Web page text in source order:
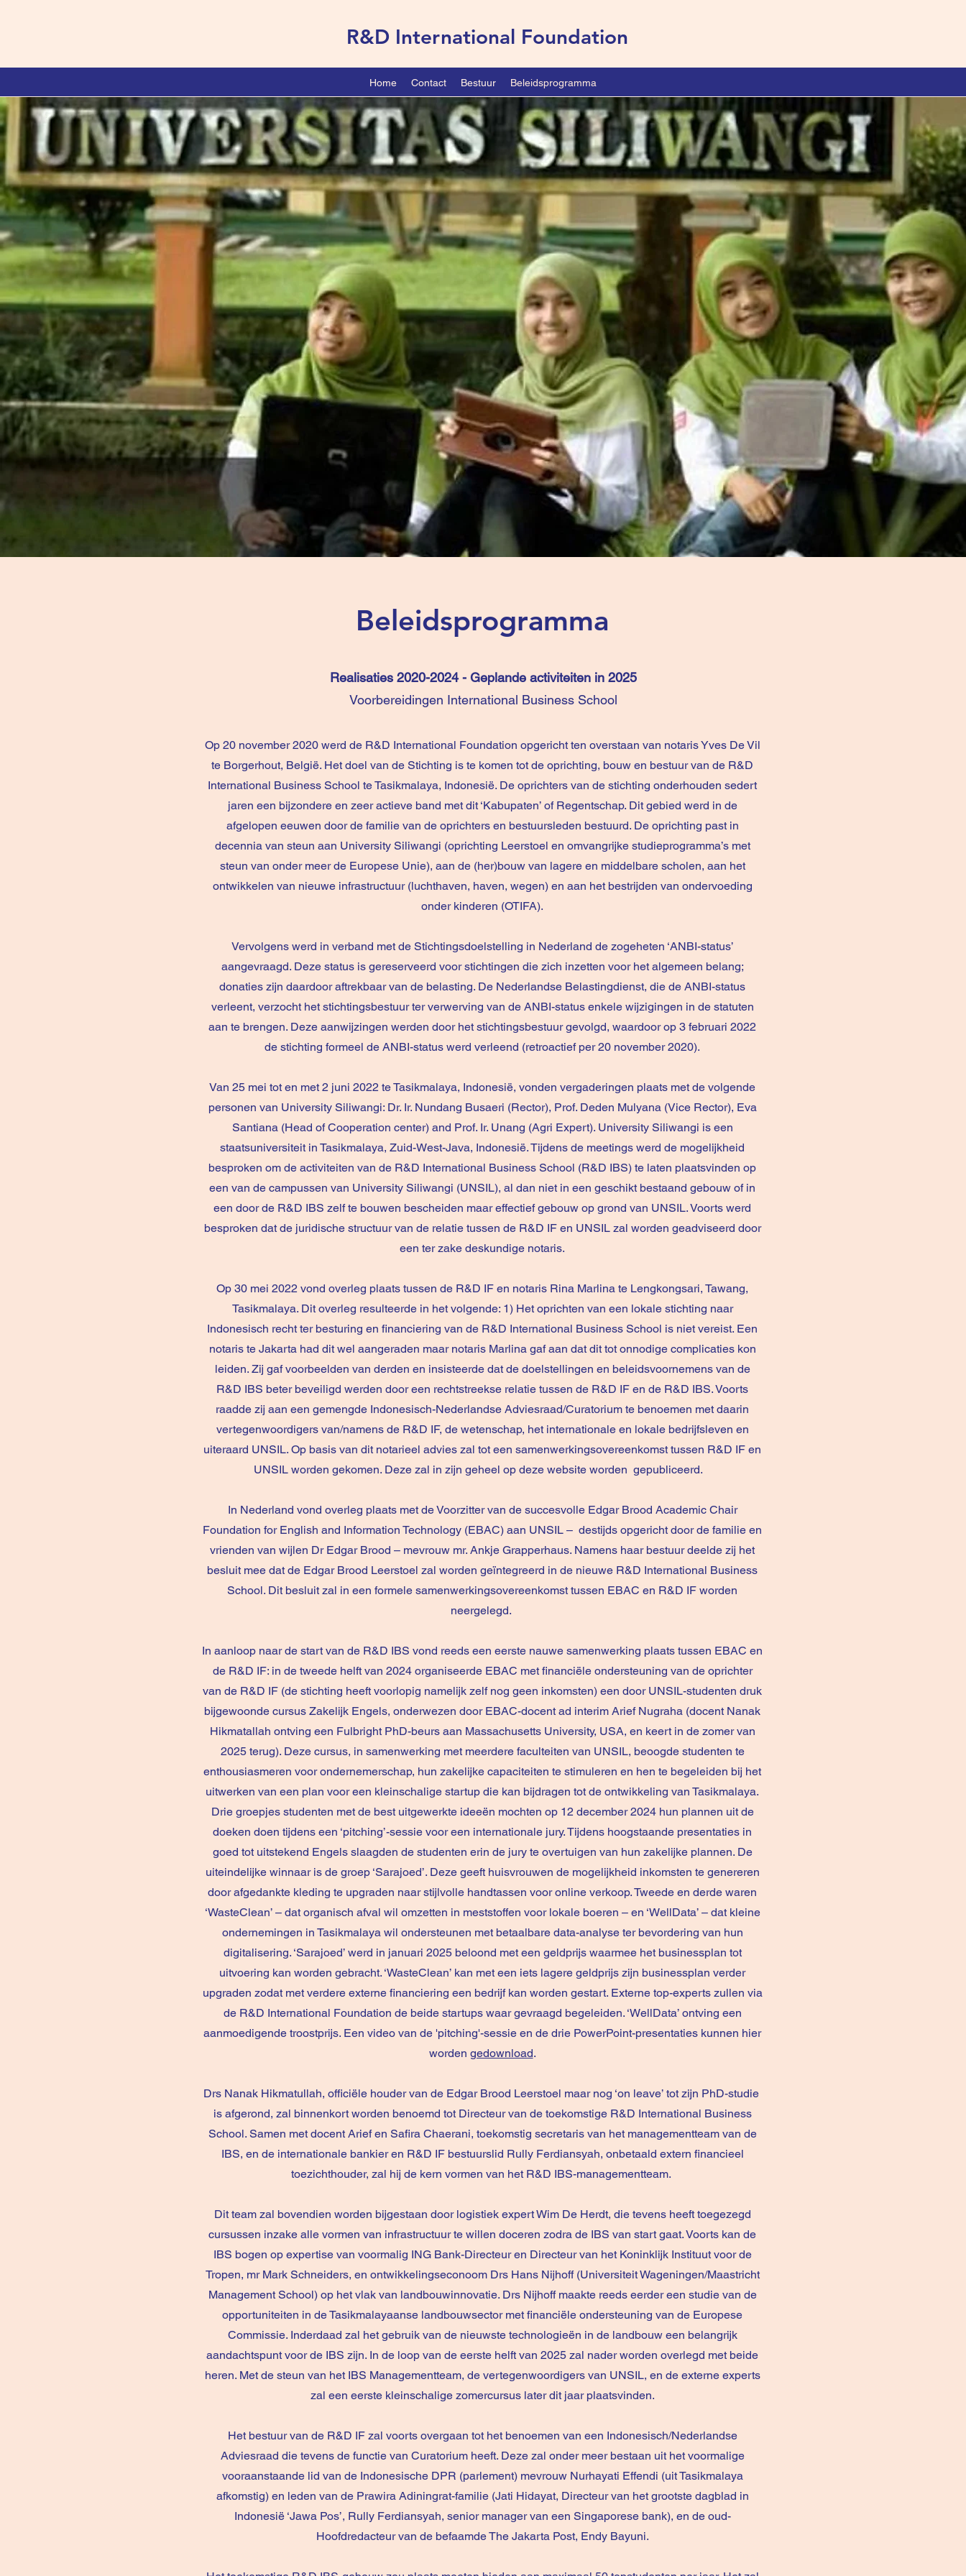
R&D International Foundation
Home Contact Bestuur Beleidsprogramma
Beleidsprogramma
Realisaties 2020-2024 - Geplande activiteiten in 2025
Voorbereidingen International Business School
Op 20 november 2020 werd de R&D International Foundation opgericht ten overstaan van notaris Yves De Vil
te Borgerhout, België. Het doel van de Stichting is te komen tot de oprichting, bouw en bestuur van de R&D
International Business School te Tasikmalaya, Indonesië. De oprichters van de stichting onderhouden sedert
jaren een bijzondere en zeer actieve band met dit ‘Kabupaten’ of Regentschap. Dit gebied werd in de
afgelopen eeuwen door de familie van de oprichters en bestuursleden bestuurd. De oprichting past in
decennia van steun aan University Siliwangi (oprichting Leerstoel en omvangrijke studieprogramma’s met
steun van onder meer de Europese Unie), aan de (her)bouw van lagere en middelbare scholen, aan het
ontwikkelen van nieuwe infrastructuur (luchthaven, haven, wegen) en aan het bestrijden van ondervoeding
onder kinderen (OTIFA).
Vervolgens werd in verband met de Stichtingsdoelstelling in Nederland de zogeheten ‘ANBI-status’
aangevraagd. Deze status is gereserveerd voor stichtingen die zich inzetten voor het algemeen belang;
donaties zijn daardoor aftrekbaar van de belasting. De Nederlandse Belastingdienst, die de ANBI-status
verleent, verzocht het stichtingsbestuur ter verwerving van de ANBI-status enkele wijzigingen in de statuten
aan te brengen. Deze aanwijzingen werden door het stichtingsbestuur gevolgd, waardoor op 3 februari 2022
de stichting formeel de ANBI-status werd verleend (retroactief per 20 november 2020).
Van 25 mei tot en met 2 juni 2022 te Tasikmalaya, Indonesië, vonden vergaderingen plaats met de volgende
personen van University Siliwangi: Dr. Ir. Nundang Busaeri (Rector), Prof. Deden Mulyana (Vice Rector), Eva
Santiana (Head of Cooperation center) and Prof. Ir. Unang (Agri Expert). University Siliwangi is een
staatsuniversiteit in Tasikmalaya, Zuid-West-Java, Indonesië. Tijdens de meetings werd de mogelijkheid
besproken om de activiteiten van de R&D International Business School (R&D IBS) te laten plaatsvinden op
een van de campussen van University Siliwangi (UNSIL), al dan niet in een geschikt bestaand gebouw of in
een door de R&D IBS zelf te bouwen bescheiden maar effectief gebouw op grond van UNSIL. Voorts werd
besproken dat de juridische structuur van de relatie tussen de R&D IF en UNSIL zal worden geadviseerd door
een ter zake deskundige notaris.
Op 30 mei 2022 vond overleg plaats tussen de R&D IF en notaris Rina Marlina te Lengkongsari, Tawang,
Tasikmalaya. Dit overleg resulteerde in het volgende: 1) Het oprichten van een lokale stichting naar
Indonesisch recht ter besturing en financiering van de R&D International Business School is niet vereist. Een
notaris te Jakarta had dit wel aangeraden maar notaris Marlina gaf aan dat dit tot onnodige complicaties kon
leiden. Zij gaf voorbeelden van derden en insisteerde dat de doelstellingen en beleidsvoornemens van de
R&D IBS beter beveiligd werden door een rechtstreekse relatie tussen de R&D IF en de R&D IBS. Voorts
raadde zij aan een gemengde Indonesisch-Nederlandse Adviesraad/Curatorium te benoemen met daarin
vertegenwoordigers van/namens de R&D IF, de wetenschap, het internationale en lokale bedrijfsleven en
uiteraard UNSIL. Op basis van dit notarieel advies zal tot een samenwerkingsovereenkomst tussen R&D IF en
UNSIL worden gekomen. Deze zal in zijn geheel op deze website worden gepubliceerd.
In Nederland vond overleg plaats met de Voorzitter van de succesvolle Edgar Brood Academic Chair
Foundation for English and Information Technology (EBAC) aan UNSIL – destijds opgericht door de familie en
vrienden van wijlen Dr Edgar Brood – mevrouw mr. Ankje Grapperhaus. Namens haar bestuur deelde zij het
besluit mee dat de Edgar Brood Leerstoel zal worden geïntegreerd in de nieuwe R&D International Business
School. Dit besluit zal in een formele samenwerkingsovereenkomst tussen EBAC en R&D IF worden
neergelegd.
In aanloop naar de start van de R&D IBS vond reeds een eerste nauwe samenwerking plaats tussen EBAC en
de R&D IF: in de tweede helft van 2024 organiseerde EBAC met financiële ondersteuning van de oprichter
van de R&D IF (de stichting heeft voorlopig namelijk zelf nog geen inkomsten) een door UNSIL-studenten druk
bijgewoonde cursus Zakelijk Engels, onderwezen door EBAC-docent ad interim Arief Nugraha (docent Nanak
Hikmatallah ontving een Fulbright PhD-beurs aan Massachusetts University, USA, en keert in de zomer van
2025 terug). Deze cursus, in samenwerking met meerdere faculteiten van UNSIL, beoogde studenten te
enthousiasmeren voor ondernemerschap, hun zakelijke capaciteiten te stimuleren en hen te begeleiden bij het
uitwerken van een plan voor een kleinschalige startup die kan bijdragen tot de ontwikkeling van Tasikmalaya.
Drie groepjes studenten met de best uitgewerkte ideeën mochten op 12 december 2024 hun plannen uit de
doeken doen tijdens een ‘pitching’-sessie voor een internationale jury. Tijdens hoogstaande presentaties in
goed tot uitstekend Engels slaagden de studenten erin de jury te overtuigen van hun zakelijke plannen. De
uiteindelijke winnaar is de groep ‘Sarajoed’. Deze geeft huisvrouwen de mogelijkheid inkomsten te genereren
door afgedankte kleding te upgraden naar stijlvolle handtassen voor online verkoop. Tweede en derde waren
‘WasteClean’ – dat organisch afval wil omzetten in meststoffen voor lokale boeren – en ‘WellData’ – dat kleine
ondernemingen in Tasikmalaya wil ondersteunen met betaalbare data-analyse ter bevordering van hun
digitalisering. ‘Sarajoed’ werd in januari 2025 beloond met een geldprijs waarmee het businessplan tot
uitvoering kan worden gebracht. ‘WasteClean’ kan met een iets lagere geldprijs zijn businessplan verder
upgraden zodat met verdere externe financiering een bedrijf kan worden gestart. Externe top-experts zullen via
de R&D International Foundation de beide startups waar gevraagd begeleiden. ‘WellData’ ontving een
aanmoedigende troostprijs. Een video van de 'pitching'-sessie en de drie PowerPoint-presentaties kunnen hier
worden gedownload.
Drs Nanak Hikmatullah, officiële houder van de Edgar Brood Leerstoel maar nog ‘on leave’ tot zijn PhD-studie
is afgerond, zal binnenkort worden benoemd tot Directeur van de toekomstige R&D International Business
School. Samen met docent Arief en Safira Chaerani, toekomstig secretaris van het managementteam van de
IBS, en de internationale bankier en R&D IF bestuurslid Rully Ferdiansyah, onbetaald extern financieel
toezichthouder, zal hij de kern vormen van het R&D IBS-managementteam.
Dit team zal bovendien worden bijgestaan door logistiek expert Wim De Herdt, die tevens heeft toegezegd
cursussen inzake alle vormen van infrastructuur te willen doceren zodra de IBS van start gaat. Voorts kan de
IBS bogen op expertise van voormalig ING Bank-Directeur en Directeur van het Koninklijk Instituut voor de
Tropen, mr Mark Schneiders, en ontwikkelingseconoom Drs Hans Nijhoff (Universiteit Wageningen/Maastricht
Management School) op het vlak van landbouwinnovatie. Drs Nijhoff maakte reeds eerder een studie van de
opportuniteiten in de Tasikmalayaanse landbouwsector met financiële ondersteuning van de Europese
Commissie. Inderdaad zal het gebruik van de nieuwste technologieën in de landbouw een belangrijk
aandachtspunt voor de IBS zijn. In de loop van de eerste helft van 2025 zal nader worden overlegd met beide
heren. Met de steun van het IBS Managementteam, de vertegenwoordigers van UNSIL, en de externe experts
zal een eerste kleinschalige zomercursus later dit jaar plaatsvinden.
Het bestuur van de R&D IF zal voorts overgaan tot het benoemen van een Indonesisch/Nederlandse
Adviesraad die tevens de functie van Curatorium heeft. Deze zal onder meer bestaan uit het voormalige
vooraanstaande lid van de Indonesische DPR (parlement) mevrouw Nurhayati Effendi (uit Tasikmalaya
afkomstig) en leden van de Prawira Adiningrat-familie (Jati Hidayat, Directeur van het grootste dagblad in
Indonesië ‘Jawa Pos’, Rully Ferdiansyah, senior manager van een Singaporese bank), en de oud-
Hoofdredacteur van de befaamde The Jakarta Post, Endy Bayuni.